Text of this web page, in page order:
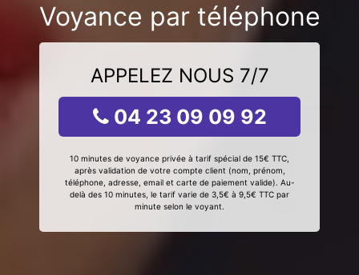
Voyance par téléphone
APPELEZ NOUS 7/7
04 23 09 09 92
10 minutes de voyance privée à tarif spécial de 15€ TTC,
après validation de votre compte client (nom, prénom,
téléphone, adresse, email et carte de paiement valide). Au-
delà des 10 minutes, le tarif varie de 3,5€ à 9,5€ TTC par
minute selon le voyant.